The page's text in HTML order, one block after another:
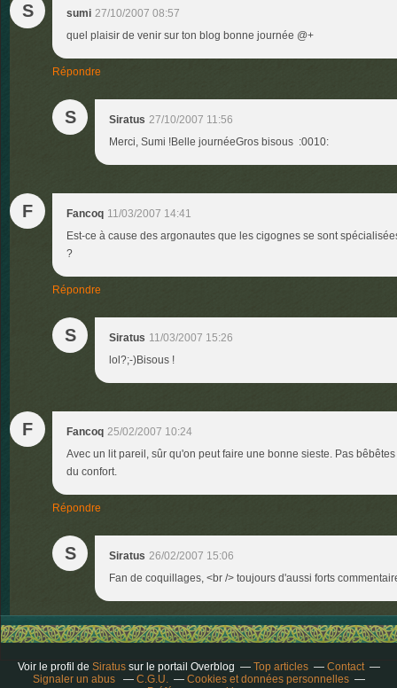
S sumi 27/10/2007 08:57
quel plaisir de venir sur ton blog bonne journée @+
Répondre
S Siratus 27/10/2007 11:56
Merci, Sumi !Belle journéeGros bisous :0010:
F Fancoq 11/03/2007 14:41
Est-ce à cause des argonautes que les cigognes se sont
?
Répondre
S Siratus 11/03/2007 15:26
lol?;-)Bisous !
F Fancoq 25/02/2007 10:24
Avec un lit pareil, sûr qu'on peut faire une bonne sieste. Pas
du confort.
Répondre
S Siratus 26/02/2007 15:06
Fan de coquillages, <br /> toujours d'aussi forts
Voir le profil de Siratussur le portail Overblog Top articles
Contact
Signaler un abus
C.G.U.
Cookies et données personnelles